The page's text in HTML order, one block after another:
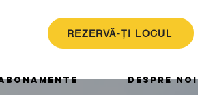
REZERVĂ-ȚI LOCUL
DESPRE NOI